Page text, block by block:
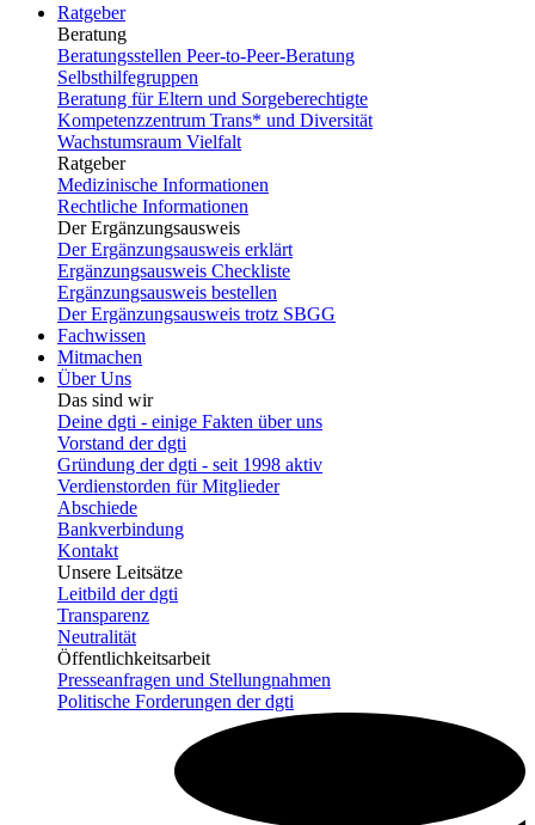
Ratgeber
Beratung
Beratungsstellen Peer-to-Peer-Beratung
Selbsthilfegruppen
Beratung für Eltern und Sorgeberechtigte
Kompetenzzentrum Trans* und Diversität
Wachstumsraum Vielfalt
Ratgeber
Medizinische Informationen
Rechtliche Informationen
Der Ergänzungsausweis
Der Ergänzungsausweis erklärt
Ergänzungsausweis Checkliste
Ergänzungsausweis bestellen
Der Ergänzungsausweis trotz SBGG
Fachwissen
Mitmachen
Über Uns
Das sind wir
Deine dgti - einige Fakten über uns
Vorstand der dgti
Gründung der dgti - seit 1998 aktiv
Verdienstorden für Mitglieder
Abschiede
Bankverbindung
Kontakt
Unsere Leitsätze
Leitbild der dgti
Transparenz
Neutralität
Öffentlichkeitsarbeit
Presseanfragen und Stellungnahmen
Politische Forderungen der dgti